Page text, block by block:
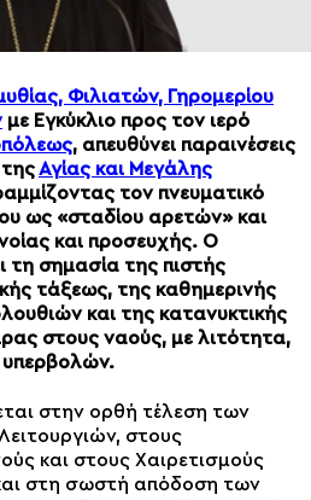
Φιλιατών, Γηρομερίου
με Eγκύκλιo προς τον ιερό
, απευθύνει παραινέσεις
Αγίας και Μεγάλης
τον πνευματικό
ως «σταδίου αρετών» και
και προσευχής. Ο
τη σημασία της πιστής
τάξεως, της καθημερινής
και της κατανυκτικής
στους ναούς, με λιτότητα,
υπερβολών.
στην ορθή τέλεση των
στους
και στους Χαιρετισμούς
στη σωστή απόδοση των